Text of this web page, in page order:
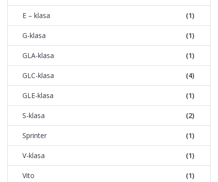
E – klasa (1)
G-klasa (1)
GLA-klasa (1)
GLC-klasa (4)
GLE-klasa (1)
S-klasa (2)
Sprinter (1)
V-klasa (1)
Vito (1)